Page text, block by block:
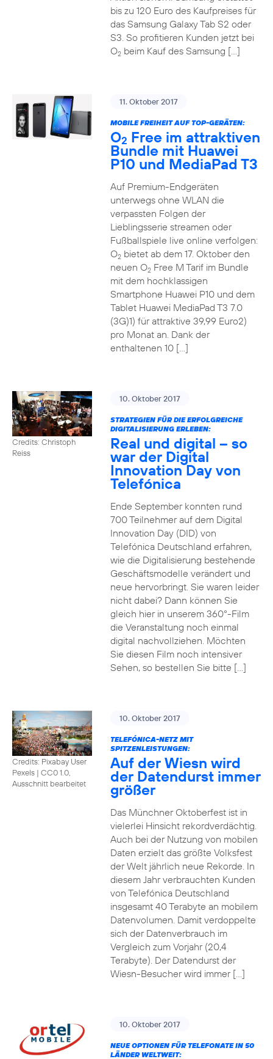
bis zu 120 Euro des Kaufpreises für
das Samsung Galaxy Tab S2 oder
S3. So profitieren Kunden jetzt bei
O2beim Kauf des Samsung […]
11. Oktober 2017
MOBILE FREIHEIT AUF TOP-GERÄTEN:
O2 Free im attraktiven
Bundle mit Huawei
P10 und MediaPad T3
Auf Premium-Endgeräten
unterwegs ohne WLAN die
verpassten Folgen der
Lieblingsserie streamen oder
Fußballspiele live online verfolgen:
O2bietet ab dem 17. Oktober den
neuen O2Free M Tarif im Bundle
mit dem hochklassigen
Smartphone Huawei P10 und dem
Tablet Huawei MediaPad T3 7.0
(3G)1) für attraktive 39,99 Euro2)
pro Monat an. Dank der
enthaltenen 10 […]
Credits: Christoph
Reiss
10. Oktober 2017
STRATEGIEN FÜR DIE ERFOLGREICHE
DIGITALISIERUNG ERLEBEN:
Real und digital – so
war der Digital
Innovation Day von
Telefónica
Ende September konnten rund
700 Teilnehmer auf dem Digital
Innovation Day (DID) von
Telefónica Deutschland erfahren,
wie die Digitalisierung bestehende
Geschäftsmodelle verändert und
neue hervorbringt. Sie waren leider
nicht dabei? Dann können Sie
gleich hier in unserem 360°-Film
die Veranstaltung noch einmal
digital nachvollziehen. Möchten
Sie diesen Film noch intensiver
Sehen, so bestellen Sie bitte […]
Credits: Pixabay User
Pexels | CC0 1.0,
Ausschnitt bearbeitet
10. Oktober 2017
TELEFÓNICA-NETZ MIT
SPITZENLEISTUNGEN:
Auf der Wiesn wird
der Datendurst immer
größer
Das Münchner Oktoberfest ist in
vielerlei Hinsicht rekordverdächtig.
Auch bei der Nutzung von mobilen
Daten erzielt das größte Volksfest
der Welt jährlich neue Rekorde. In
diesem Jahr verbrauchten Kunden
von Telefónica Deutschland
insgesamt 40 Terabyte an mobilem
Datenvolumen. Damit verdoppelte
sich der Datenverbrauch im
Vergleich zum Vorjahr (20,4
Terabyte). Der Datendurst der
Wiesn-Besucher wird immer […]
10. Oktober 2017
NEUE OPTIONEN FÜR TELEFONATE IN 50
LÄNDER WELTWEIT: